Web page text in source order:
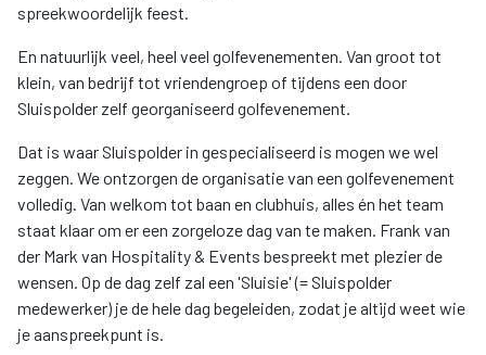
spreekwoordelijk feest.
En natuurlijk veel, heel veel golfevenementen. Van groot tot
klein, van bedrijf tot vriendengroep of tijdens een door
Sluispolder zelf georganiseerd golfevenement.
Dat is waar Sluispolder in gespecialiseerd is mogen we wel
zeggen. We ontzorgen de organisatie van een golfevenement
volledig. Van welkom tot baan en clubhuis, alles én het team
staat klaar om er een zorgeloze dag van te maken. Frank van
der Mark van Hospitality & Events bespreekt met plezier de
wensen. Op de dag zelf zal een 'Sluisie' (= Sluispolder
medewerker) je de hele dag begeleiden, zodat je altijd weet wie
je aanspreekpunt is.